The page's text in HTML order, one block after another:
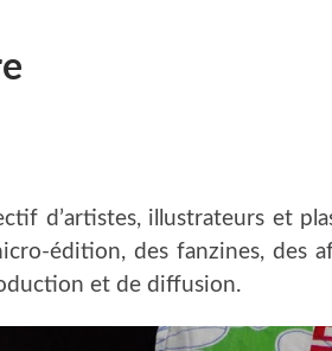
d’artistes, illustrateurs et
édition, des fanzines, des
et de diffusion.